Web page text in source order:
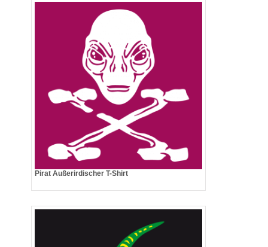
Pirat Außerirdischer T-Shirt